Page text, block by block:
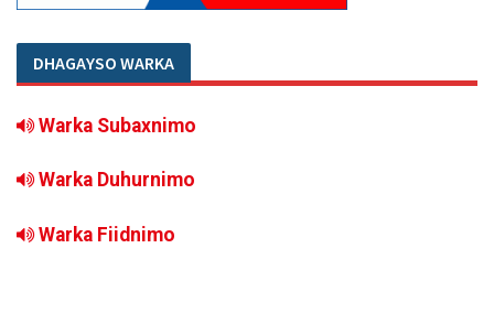
DHAGAYSO WARKA
Warka Subaxnimo
Warka Duhurnimo
Warka Fiidnimo